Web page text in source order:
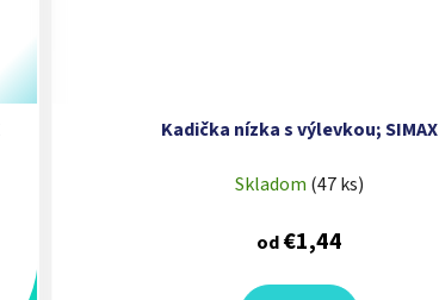
Kadička nízka s výlevkou; SIMAX
Skladom (47 ks)
od€1,44